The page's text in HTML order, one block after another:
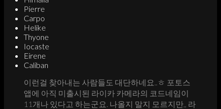
Pierre
Carpo
Helike
Thyone
Iocaste
Eirene
Caliban
이런걸 찾아내는 사람들도 대단하네요..ㅎ 포토스
앱에 아직 미출시된 라이카 카메라의 코드네임이
11개나 있다고 하는군요. 나올지 말지 모르지만,, 라